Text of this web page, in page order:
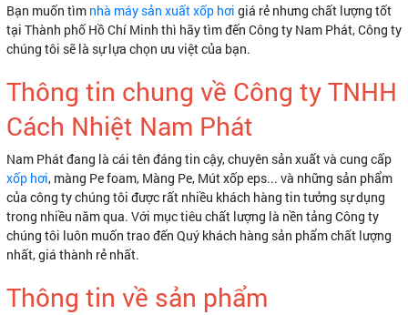
Bạn muốn tìm nhà máy sản xuất xốp hơi giá rẻ nhưng chất lượng tốt
tại Thành phố Hồ Chí Minh thì hãy tìm đến Công ty Nam Phát, Công ty
chúng tôi sẽ là sự lựa chọn ưu việt của bạn.
Thông tin chung về Công ty TNHH
Cách Nhiệt Nam Phát
Nam Phát đang là cái tên đáng tin cậy, chuyên sản xuất và cung cấp
xốp hơi, màng Pe foam, Màng Pe, Mút xốp eps... và những sản phẩm
của công ty chúng tôi được rất nhiều khách hàng tin tưởng sự dụng
trong nhiều năm qua. Với mục tiêu chất lượng là nền tảng Công ty
chúng tôi luôn muốn trao đến Quý khách hàng sản phẩm chất lượng
nhất, giá thành rẻ nhất.
Thông tin về sản phẩm